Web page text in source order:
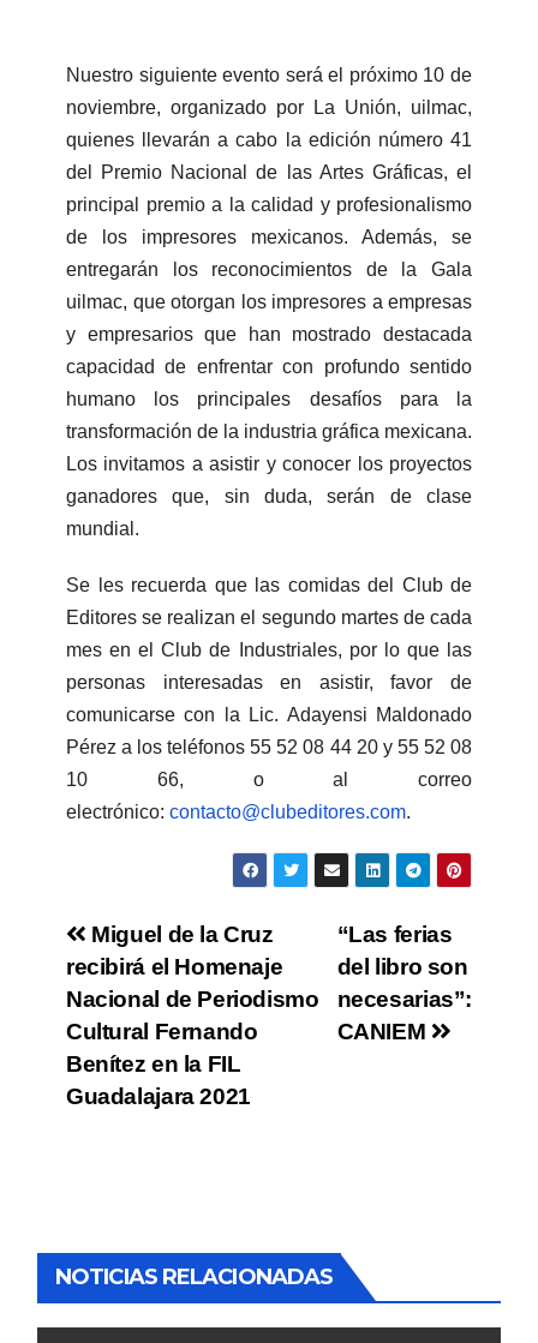
Nuestro siguiente evento será el próximo 10 de
noviembre, organizado por La Unión, uilmac,
quienes llevarán a cabo la edición número 41
del Premio Nacional de las Artes Gráficas, el
principal premio a la calidad y profesionalismo
de los impresores mexicanos. Además, se
entregarán los reconocimientos de la Gala
uilmac, que otorgan los impresores a empresas
y empresarios que han mostrado destacada
capacidad de enfrentar con profundo sentido
humano los principales desafíos para la
transformación de la industria gráfica mexicana.
Los invitamos a asistir y conocer los proyectos
ganadores que, sin duda, serán de clase
mundial.
Se les recuerda que las comidas del Club de
Editores se realizan el segundo martes de cada
mes en el Club de Industriales, por lo que las
personas interesadas en asistir, favor de
comunicarse con la Lic. Adayensi Maldonado
Pérez a los teléfonos 55 52 08 44 20 y 55 52 08
10 66, o al correo
electrónico: contacto@clubeditores.com.
“Las ferias
del libro son
necesarias”:
CANIEM
Miguel de la Cruz
recibirá el Homenaje
Nacional de Periodismo
Cultural Fernando
Benítez en la FIL
Guadalajara 2021
NOTICIAS RELACIONADAS